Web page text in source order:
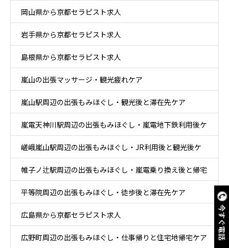
今すぐ電話
岡山県から京都セラピスト求人
岩手県から京都セラピスト求人
島根県から京都セラピスト求人
嵐山の出張マッサージ・観光疲れケア
嵐山駅周辺の出張もみほぐし・観光後と滞在先ケア
嵐電天神川駅周辺の出張もみほぐし・嵐電地下鉄利用後ケ
ア
嵯峨嵐山駅周辺の出張もみほぐし・JR利用後と観光後ケ
ア
帷子ノ辻駅周辺の出張もみほぐし・嵐電乗り換え後と帰宅
後ケア
平等院周辺の出張もみほぐし・徒歩後と滞在先ケア
広島県から京都セラピスト求人
広野町周辺の出張もみほぐし・仕事帰りと住宅地帰宅ケア